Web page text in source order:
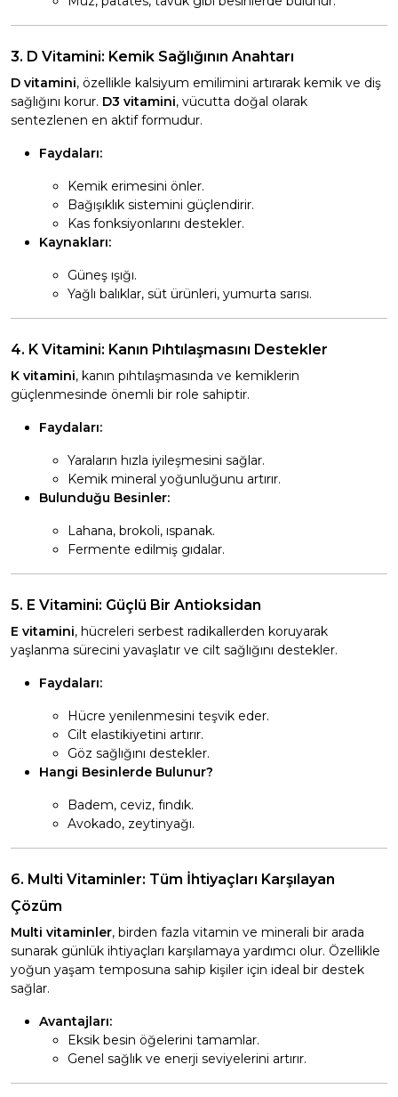
3. D Vitamini: Kemik Sağlığının Anahtarı
D vitamini, özellikle kalsiyum emilimini artırarak kemik ve diş
sağlığını korur. D3 vitamini, vücutta doğal olarak
sentezlenen en aktif formudur.
Faydaları:
Kemik erimesini önler.
Bağışıklık sistemini güçlendirir.
Kas fonksiyonlarını destekler.
Kaynakları:
Güneş ışığı.
Yağlı balıklar, süt ürünleri, yumurta sarısı.
4. K Vitamini: Kanın Pıhtılaşmasını Destekler
K vitamini, kanın pıhtılaşmasında ve kemiklerin
güçlenmesinde önemli bir role sahiptir.
Faydaları:
Yaraların hızla iyileşmesini sağlar.
Kemik mineral yoğunluğunu artırır.
Bulunduğu Besinler:
Lahana, brokoli, ıspanak.
Fermente edilmiş gıdalar.
5. E Vitamini: Güçlü Bir Antioksidan
E vitamini, hücreleri serbest radikallerden koruyarak
yaşlanma sürecini yavaşlatır ve cilt sağlığını destekler.
Faydaları:
Hücre yenilenmesini teşvik eder.
Cilt elastikiyetini artırır.
Göz sağlığını destekler.
Hangi Besinlerde Bulunur?
Badem, ceviz, fındık.
Avokado, zeytinyağı.
6. Multi Vitaminler: Tüm İhtiyaçları Karşılayan
Çözüm
Multi vitaminler, birden fazla vitamin ve minerali bir arada
sunarak günlük ihtiyaçları karşılamaya yardımcı olur. Özellikle
yoğun yaşam temposuna sahip kişiler için ideal bir destek
sağlar.
Avantajları:
Eksik besin öğelerini tamamlar.
Genel sağlık ve enerji seviyelerini artırır.